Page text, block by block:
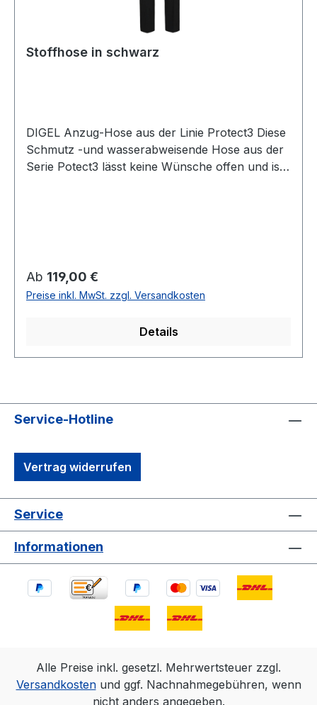
Stoffhose in schwarz
DIGEL Anzug-Hose aus der Linie Protect3 Diese
Schmutz -und wasserabweisende Hose aus der
Serie Potect3 lässt keine Wünsche offen und ist
% Polyester 44 % Wolle 2 % ElastanChemische
ReinigungArtikel Nr. 99976Farbe: 10
Regulärer Preis:
Ab 119,00 €
Preise inkl. MwSt. zzgl. Versandkosten
Details
Service-Hotline
Vertrag widerrufen
Service
Informationen
Alle Preise inkl. gesetzl. Mehrwertsteuer zzgl.
Versandkostenund ggf. Nachnahmegebühren, wenn
nicht anders angegeben.